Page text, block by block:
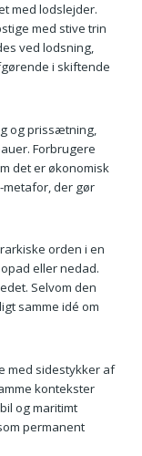
med lodslejder.
med stive trin
ved lodsning,
i skiftende
og prissætning,
Forbrugere
det er økonomisk
metafor, der gør
orden i en
eller nedad.
Selvom den
samme idé om
med sidestykker af
kontekster
og maritimt
permanent